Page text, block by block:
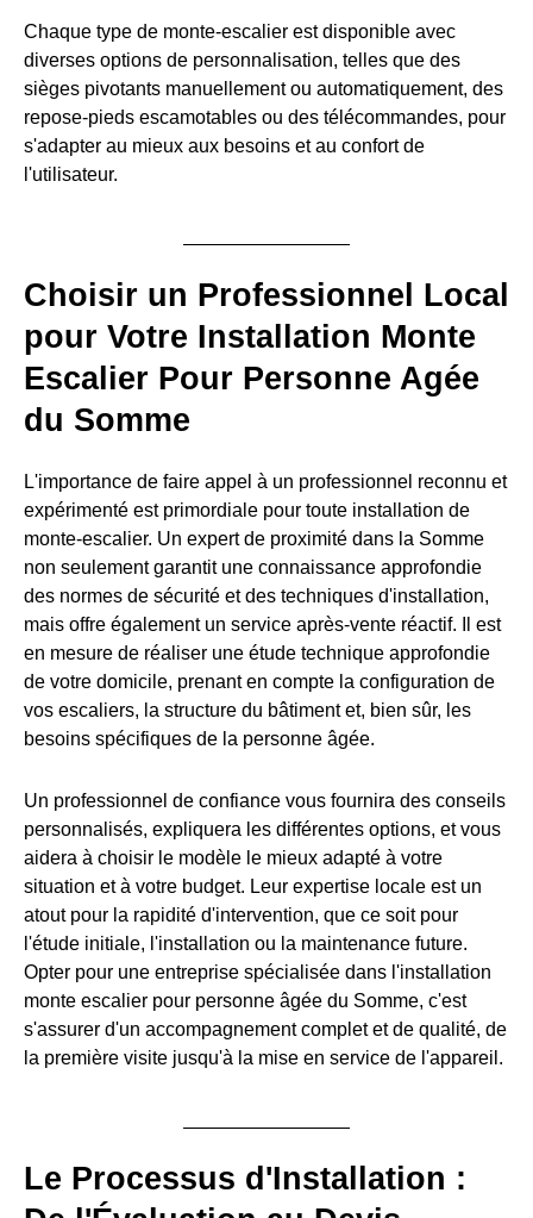
Chaque type de monte-escalier est disponible avec
diverses options de personnalisation, telles que des
sièges pivotants manuellement ou automatiquement, des
repose-pieds escamotables ou des télécommandes, pour
s'adapter au mieux aux besoins et au confort de
l'utilisateur.
Choisir un Professionnel Local
pour Votre Installation Monte
Escalier Pour Personne Agée
du Somme
L'importance de faire appel à un professionnel reconnu et
expérimenté est primordiale pour toute installation de
monte-escalier. Un expert de proximité dans la Somme
non seulement garantit une connaissance approfondie
des normes de sécurité et des techniques d'installation,
mais offre également un service après-vente réactif. Il est
en mesure de réaliser une étude technique approfondie
de votre domicile, prenant en compte la configuration de
vos escaliers, la structure du bâtiment et, bien sûr, les
besoins spécifiques de la personne âgée.
Un professionnel de confiance vous fournira des conseils
personnalisés, expliquera les différentes options, et vous
aidera à choisir le modèle le mieux adapté à votre
situation et à votre budget. Leur expertise locale est un
atout pour la rapidité d'intervention, que ce soit pour
l'étude initiale, l'installation ou la maintenance future.
Opter pour une entreprise spécialisée dans l'installation
monte escalier pour personne âgée du Somme, c'est
s'assurer d'un accompagnement complet et de qualité, de
la première visite jusqu'à la mise en service de l'appareil.
Le Processus d'Installation :